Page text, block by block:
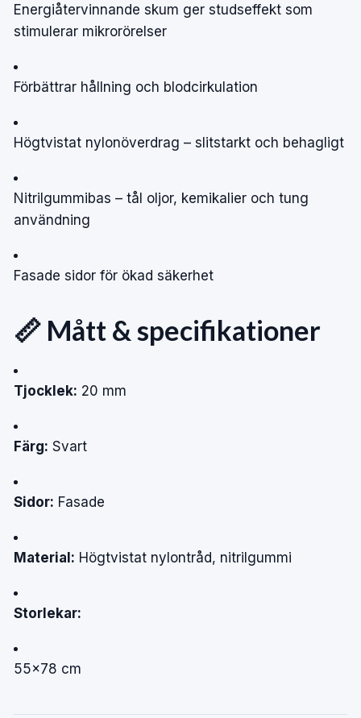
Energiåtervinnande skum ger studseffekt som
stimulerar mikrorörelser
Förbättrar hållning och blodcirkulation
Högtvistat nylonöverdrag – slitstarkt och behagligt
Nitrilgummibas – tål oljor, kemikalier och tung
användning
Fasade sidor för ökad säkerhet
📏 Mått & specifikationer
Tjocklek: 20 mm
Färg: Svart
Sidor: Fasade
Material: Högtvistat nylontråd, nitrilgummi
Storlekar:
55×78 cm